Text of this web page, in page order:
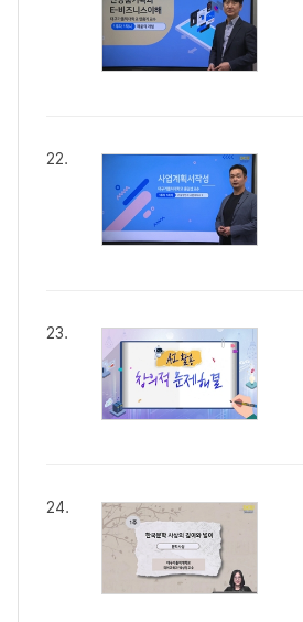
22.
23.
24.